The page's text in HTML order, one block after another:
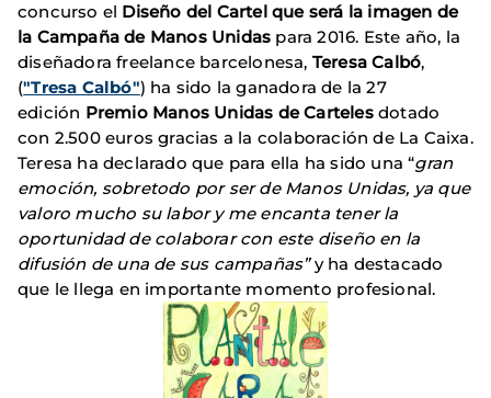
concurso el Diseño del Cartel que será la imagen de
la Campaña de Manos Unidas para 2016. Este año, la
diseñadora freelance barcelonesa, Teresa Calbó,
("Tresa Calbó") ha sido la ganadora de la 27
edición Premio Manos Unidas de Cartelesdotado
con 2.500 euros gracias a la colaboración de La Caixa.
Teresa ha declarado que para ella ha sido una “gran
emoción, sobretodo por ser de Manos Unidas, ya que
valoro mucho su labor y me encanta tener la
oportunidad de colaborar con este diseño en la
difusión de una de sus campañas”y ha destacado
que le llega en importante momento profesional.